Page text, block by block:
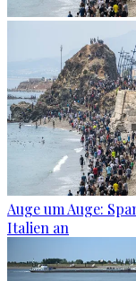
Auge um Auge:
Italien an